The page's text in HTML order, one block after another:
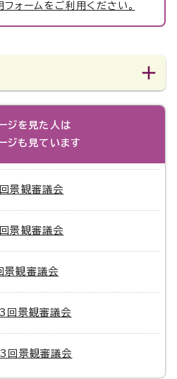
ォームをご利用ください。
ジを見た人は
ジも見ています
景観審議会
景観審議会
観審議会
景観審議会
景観審議会